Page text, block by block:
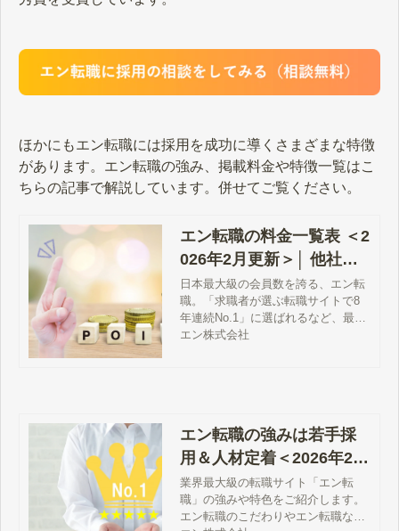
ほかにもエン転職には採用を成功に導くさまざまな特徴
があります。エン転職の強み、掲載料金や特徴一覧はこ
ちらの記事で解説しています。併せてご覧ください。
エン転職の料金一覧表 ＜2
026年2月更新＞│ 他社と
の違い・採用事例まで徹
底解説
日本最大級の会員数を誇る、エン転
職。「求職者が選ぶ転職サイトで8
年連続No.1」に選ばれるなど、最も
注目度が高い求人サイトです。そん
エン株式会社
エン転職の強みは若手採
用＆人材定着＜2026年2月
更新＞│若手会員比率は
「業界No.１」！
業界最大級の転職サイト「エン転
職」の強みや特色をご紹介します。
エン転職のこだわりやエン転職なら